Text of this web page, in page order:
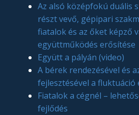
Az alsó középfokú duális
részt vevő, gépipari
fiatalok és az őket képző
együttműködés erősítése
Együtt a pályán (video)
A bérek rendezésével és
fejlesztésével a fluktuáció
Fiatalok a cégnél –
fejlődés